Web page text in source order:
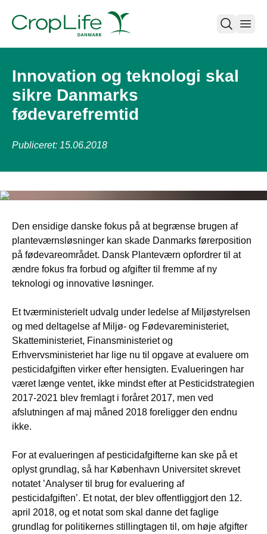
open
Innovation og teknologi skal
sikre Danmarks
fødevarefremtid
Publiceret: 15.06.2018
Den ensidige danske fokus på at begrænse brugen af
planteværnsløsninger kan skade Danmarks førerposition
på fødevareområdet. Dansk Planteværn opfordrer til at
ændre fokus fra forbud og afgifter til fremme af ny
teknologi og innovative løsninger.
Et tværministerielt udvalg under ledelse af Miljøstyrelsen
og med deltagelse af Miljø- og Fødevareministeriet,
Skatteministeriet, Finansministeriet og
Erhvervsministeriet har lige nu til opgave at evaluere om
pesticidafgiften virker efter hensigten. Evalueringen har
været længe ventet, ikke mindst efter at Pesticidstrategien
2017-2021 blev fremlagt i foråret 2017, men ved
afslutningen af maj måned 2018 foreligger den endnu
ikke.
For at evalueringen af pesticidafgifterne kan ske på et
oplyst grundlag, så har København Universitet skrevet
notatet ’Analyser til brug for evaluering af
pesticidafgiften’. Et notat, der blev offentliggjort den 12.
april 2018, og et notat som skal danne det faglige
grundlag for politikernes stillingtagen til, om høje afgifter